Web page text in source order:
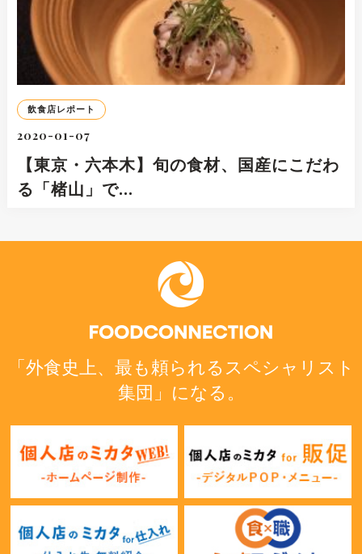
飲食店レポート
2020-01-07
【東京・六本木】旬の食材、国産にこだわ
る「楮山」で…
「外食史上、最も頼られるスペシャリスト
集団」になる。